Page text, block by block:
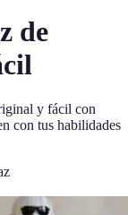
de
y fácil con
con tus habilidades